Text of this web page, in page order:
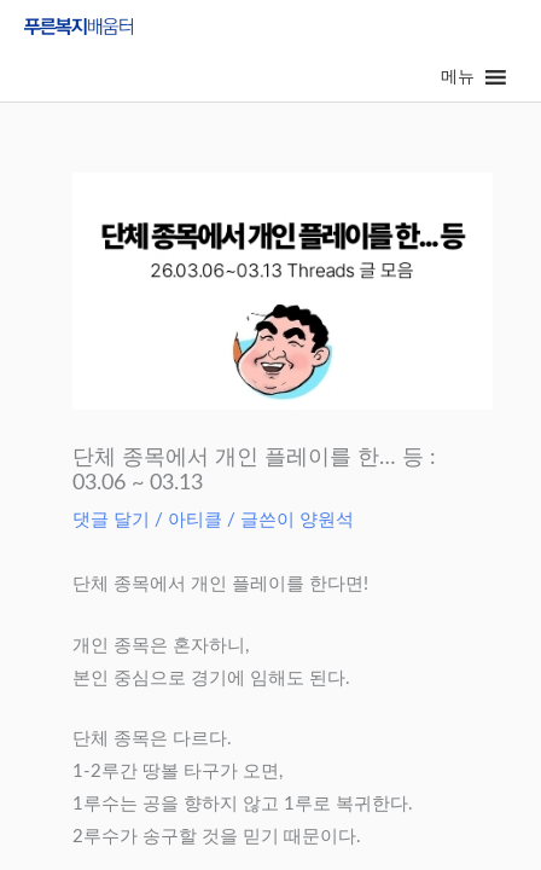
메뉴
단체 종목에서 개인 플레이를 한… 등 :
03.06 ~ 03.13
댓글 달기 / 아티클 / 글쓴이 양원석
단체 종목에서 개인 플레이를 한다면!
개인 종목은 혼자하니,
본인 중심으로 경기에 임해도 된다.
단체 종목은 다르다.
1-2루간 땅볼 타구가 오면,
1루수는 공을 향하지 않고 1루로 복귀한다.
2루수가 송구할 것을 믿기 때문이다.